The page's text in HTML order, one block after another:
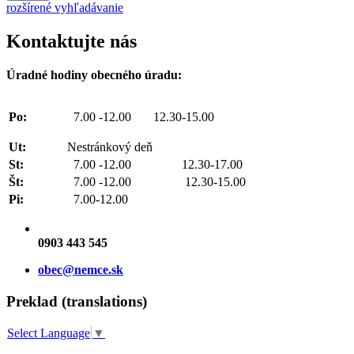
rozšírené vyhľadávanie
Kontaktujte nás
Úradné hodiny obecného úradu:
Po: 7.00 -12.00 12.30-15.00
Ut:
Nestránkový deň
St:
7.00 -12.00 12.30-17.00
Št:
7.00 -12.00 12.30-15.00
Pi:
7.00-12.00
0903 443 545
obec@nemce.sk
Preklad (translations)
Select Language ▼